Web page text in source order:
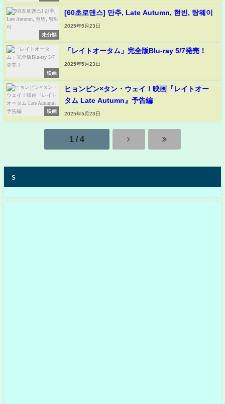
未分類
[60초로맨스] 만추, Late Autumn, 현빈, 탕웨이
2025年5月23日
映画
「レイトオータム」完全版Blu-ray 5/7発売！
2025年5月23日
映画
ヒョンビン×タン・ウェイ！映画『レイトオー
タム Late Autumn』予告編
2025年5月23日
1 / 4
s